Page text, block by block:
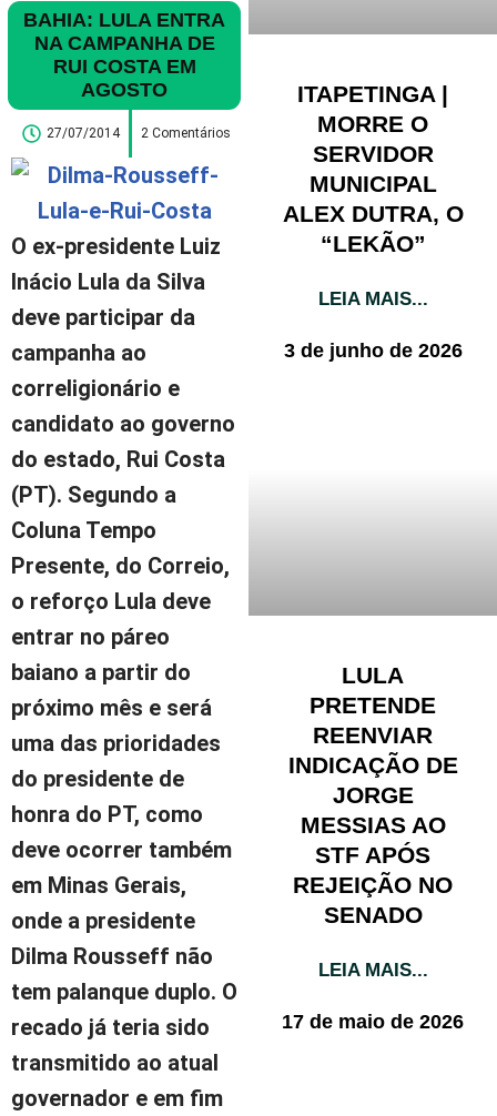
BAHIA: LULA ENTRA
NA CAMPANHA DE
RUI COSTA EM
AGOSTO
27/07/2014 2 Comentários
O ex-presidente Luiz
Inácio Lula da Silva
deve participar da
campanha ao
correligionário e
candidato ao governo
do estado, Rui Costa
(PT). Segundo a
Coluna Tempo
Presente, do Correio,
o reforço Lula deve
entrar no páreo
baiano a partir do
próximo mês e será
uma das prioridades
do presidente de
honra do PT, como
deve ocorrer também
em Minas Gerais,
onde a presidente
Dilma Rousseff não
tem palanque duplo. O
recado já teria sido
transmitido ao atual
governador e em fim
ITAPETINGA |
MORRE O
SERVIDOR
MUNICIPAL
ALEX DUTRA, O
“LEKÃO”
LEIA MAIS...
3 de junho de 2026
LULA
PRETENDE
REENVIAR
INDICAÇÃO DE
JORGE
MESSIAS AO
STF APÓS
REJEIÇÃO NO
SENADO
LEIA MAIS...
17 de maio de 2026